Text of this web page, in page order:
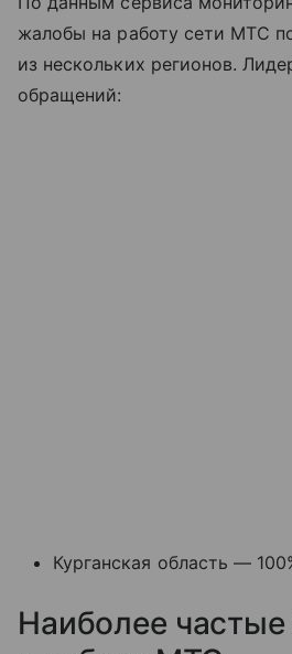
жалобы на работу сети МТС
из нескольких регионов.
обращений:
Курганская область —
Наиболее